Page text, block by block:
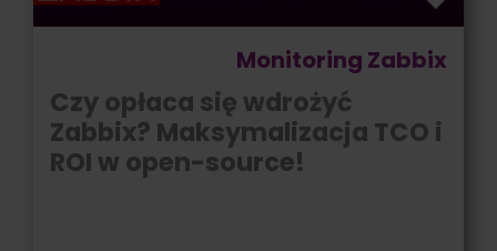
Monitoring Zabbix
Czy opłaca się wdrożyć
Zabbix? Maksymalizacja TCO i
ROI w open-source!